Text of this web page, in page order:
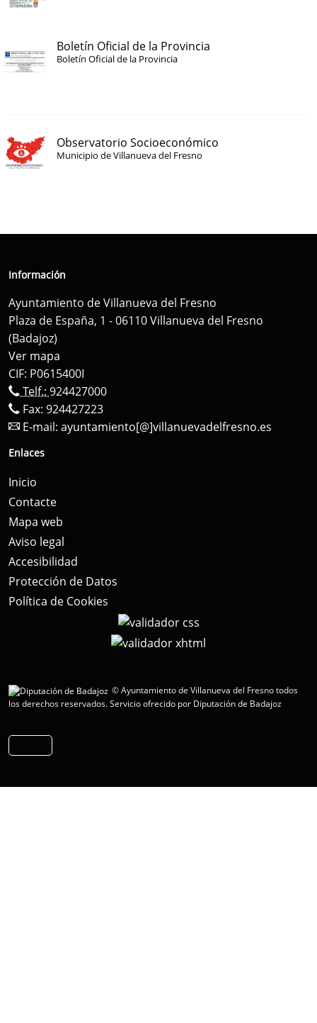
Boletín Oficial de la Provincia
Boletín Oficial de la Provincia
Observatorio Socioeconómico
Municipio de Villanueva del Fresno
Información
Ayuntamiento de Villanueva del Fresno
Plaza de España, 1 - 06110 Villanueva del Fresno
(Badajoz)
Ver mapa
CIF: P0615400I
Telf.: 924427000
Fax: 924427223
E-mail: ayuntamiento[@]villanuevadelfresno.es
Enlaces
Inicio
Contacte
Mapa web
Aviso legal
Accesibilidad
Protección de Datos
Política de Cookies
© Ayuntamiento de Villanueva del Fresno todos
los derechos reservados.Servicio ofrecido por Diputación de Badajoz